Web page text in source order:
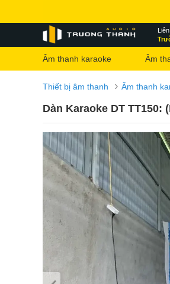
Âm thanh karaoke Âm
Thiết bị âm thanh › Âm thanh
Dàn Karaoke DT TT150: